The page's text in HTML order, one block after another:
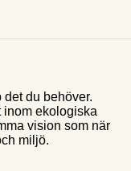
du behöver.
inom ekologiska
vision som när
miljö.